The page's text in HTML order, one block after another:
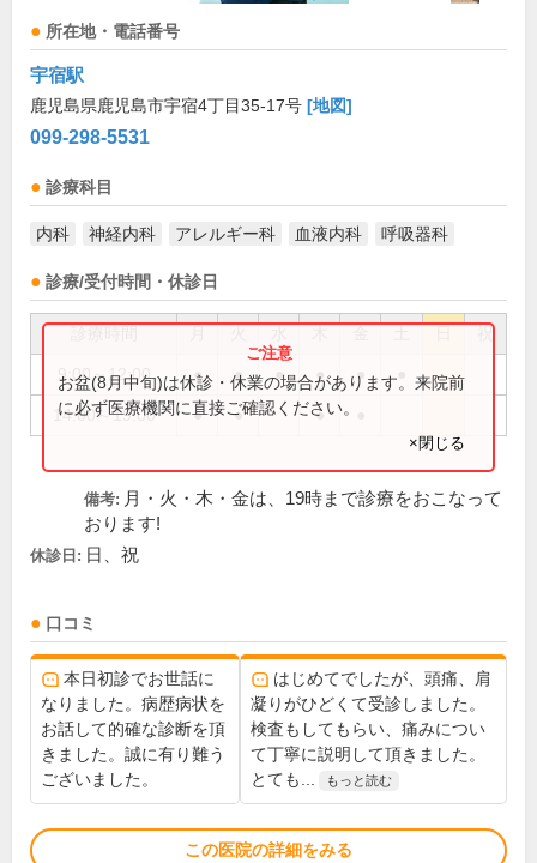
所在地・電話番号
宇宿駅
鹿児島県鹿児島市宇宿4丁目35-17号 [地図]
099-298-5531
診療科目
内科 神経内科 アレルギー科 血液内科 呼吸器科
診療/受付時間・休診日
祝
9:00～12:00 ● ● ● ● ●
14:00～19:00 ● ● ●
お盆(8月中旬)は休診・休業の場合があります。来院前
に必ず医療機関に直接ご確認ください。
×閉じる
備考: 月・火・木・金は、19時まで診療をおこなって
おります!
休診日: 日、祝
口コミ
本日初診でお世話に
なりました。病歴病状を
お話して的確な診断を頂
きました。誠に有り難う
ございました。
はじめてでしたが、頭痛、肩
凝りがひどくて受診しました。
検査もしてもらい、痛みについ
て丁寧に説明して頂きました。
とても...
もっと読む
この医院の詳細をみる